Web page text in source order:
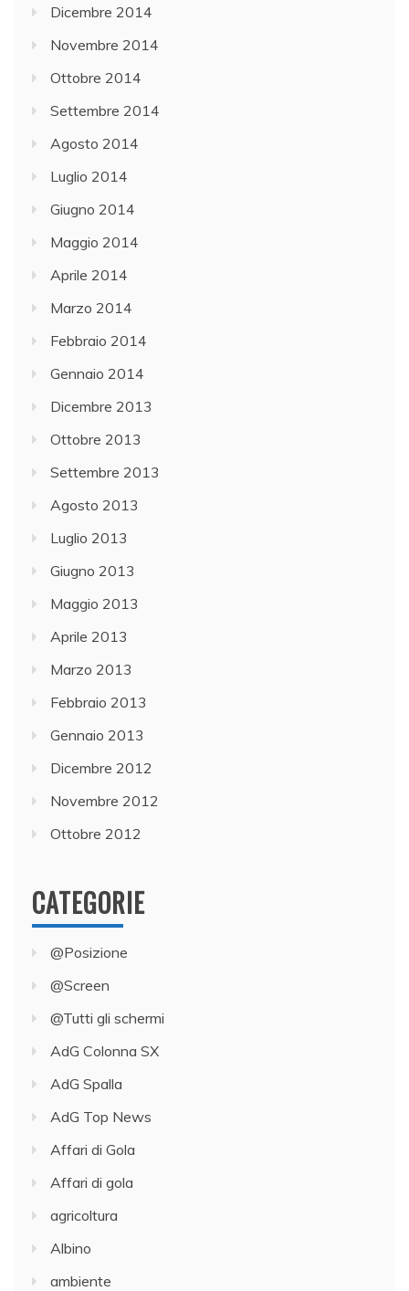
Dicembre 2014
Novembre 2014
Ottobre 2014
Settembre 2014
Agosto 2014
Luglio 2014
Giugno 2014
Maggio 2014
Aprile 2014
Marzo 2014
Febbraio 2014
Gennaio 2014
Dicembre 2013
Ottobre 2013
Settembre 2013
Agosto 2013
Luglio 2013
Giugno 2013
Maggio 2013
Aprile 2013
Marzo 2013
Febbraio 2013
Gennaio 2013
Dicembre 2012
Novembre 2012
Ottobre 2012
CATEGORIE
@Posizione
@Screen
@Tutti gli schermi
AdG Colonna SX
AdG Spalla
AdG Top News
Affari di Gola
Affari di gola
agricoltura
Albino
ambiente